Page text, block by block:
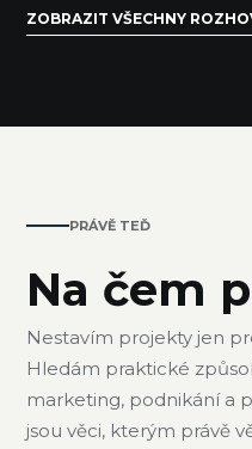
ZOBRAZIT VŠECHNY
PRÁVĚ TEĎ
Na čem
Nestavím projekty jen
Hledám praktické
marketing, podnikání a
jsou věci, kterým právě